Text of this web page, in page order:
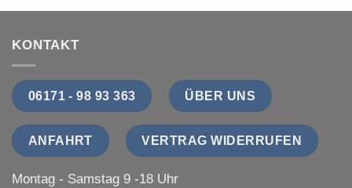
KONTAKT
06171 - 98 93 363 ÜBER UNS
ANFAHRT VERTRAG WIDERRUFEN
Montag - Samstag 9 -18 Uhr